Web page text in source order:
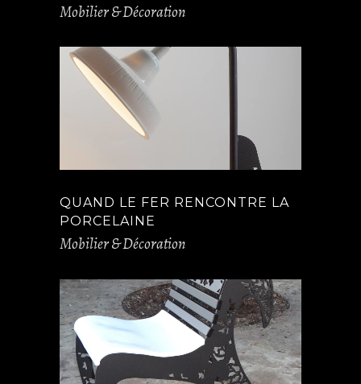
Mobilier & Décoration
QUAND LE FER RENCONTRE LA
PORCELAINE
Mobilier & Décoration